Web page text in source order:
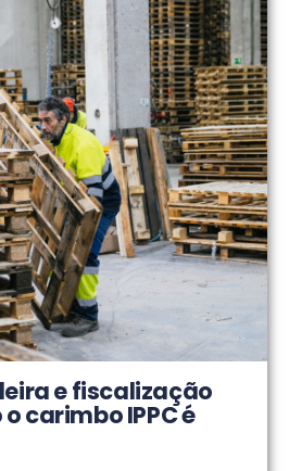
e fiscalização
carimbo IPPC é